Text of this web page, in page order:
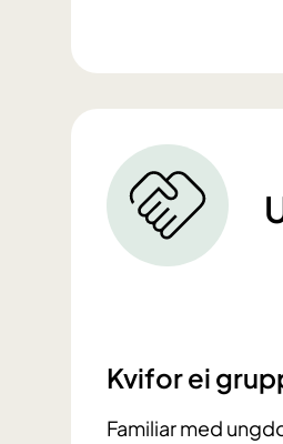
Kvifor ei
Familiar med